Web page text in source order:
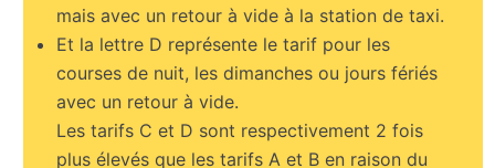
mais avec un retour à vide à la station de taxi.
Et la lettre D représente le tarif pour les
courses de nuit, les dimanches ou jours fériés
avec un retour à vide.
Les tarifs C et D sont respectivement 2 fois
plus élevés que les tarifs A et B en raison du